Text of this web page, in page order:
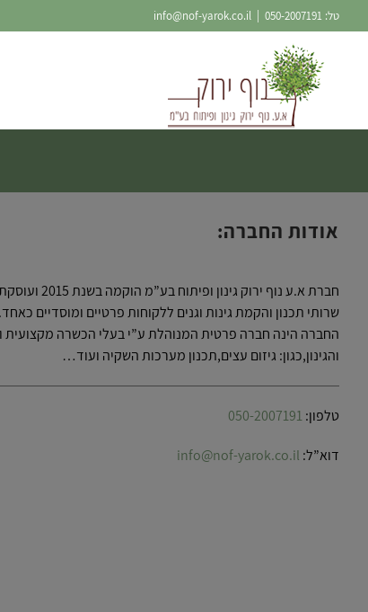
to
טל: 050-2007191
info@nof-yarok.co.il
אודות החברה:
חברת א.ע נוף
שרותי תכנון והקמת גינות וגנים ללקוחות פרטיים ומוסדיים כאחד.
החברה הינה חברה פרטית המנוהלת ע”י בעלי הכשרה מקצועית
והגינון,כגון: גיזום עצים,תכנון מערכות השקיה ועוד…
טלפון:050-2007191
דוא”ל: info@nof-yarok.co.il